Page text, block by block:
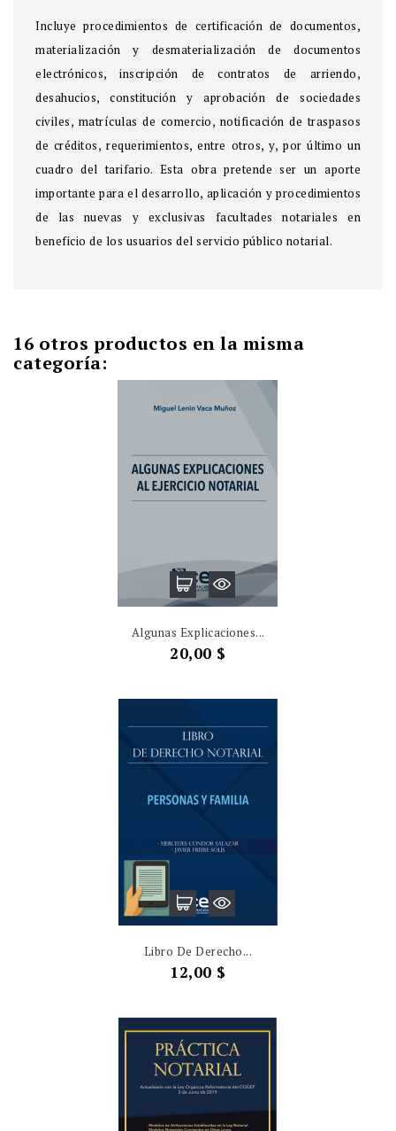
Incluye procedimientos de certificación de documentos,
materialización y desmaterialización de documentos
electrónicos, inscripción de contratos de arriendo,
desahucios, constitución y aprobación de sociedades
civiles, matrículas de comercio, notificación de traspasos
de créditos, requerimientos, entre otros, y, por último un
cuadro del tarifario. Esta obra pretende ser un aporte
importante para el desarrollo, aplicación y procedimientos
de las nuevas y exclusivas facultades notariales en
beneficio de los usuarios del servicio público notarial.
16 otros productos en la misma
categoría:
Algunas Explicaciones...
Precio
20,00 $
Libro De Derecho...
Precio
12,00 $